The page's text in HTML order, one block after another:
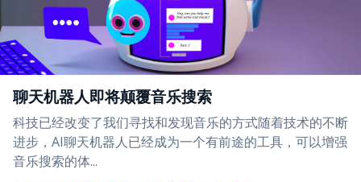
聊天机器人即将颠覆音乐搜索
科技已经改变了我们寻找和发现音乐的方式随着技术的不断
进步，AI聊天机器人已经成为一个有前途的工具，可以增强
音乐搜索的体...